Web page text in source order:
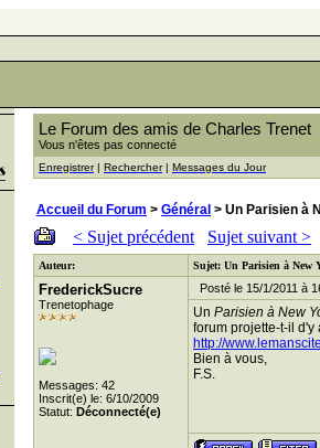
Le Forum des amis de Charles Trenet
Vous n'êtes pas connecté
Enregistrer| Rechercher| Messages du Jour
Accueil du Forum > Général > Un Parisien à
< Sujet précédent Sujet suivant >
Auteur: Sujet: Un Parisien à New
FrederickSucre
Trenetophage
Messages: 42
Inscrit(e) le: 6/10/2009
Statut: Déconnecté(e)
Posté le 15/1/2011 à
Un Parisien à New
forum projette-t-il d'y
http://
Bien à vous,
F.S.